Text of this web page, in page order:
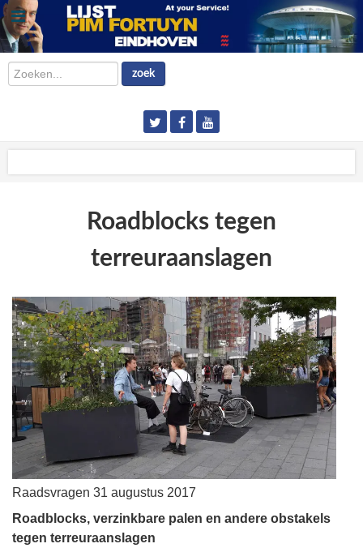
Zoeken... zoek
Roadblocks tegen
terreuraanslagen
Raadsvragen 31 augustus 2017
Roadblocks, verzinkbare palen en andere obstakels
tegen terreuraanslagen